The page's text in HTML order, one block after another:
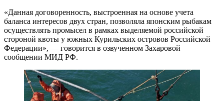
«Данная договоренность, выстроенная на основе учета
баланса интересов двух стран, позволяла японским рыбакам
осуществлять промысел в рамках выделяемой российской
стороной квоты у южных Курильских островов Российской
Федерации», — говорится в озвученном Захаровой
сообщении МИД РФ.